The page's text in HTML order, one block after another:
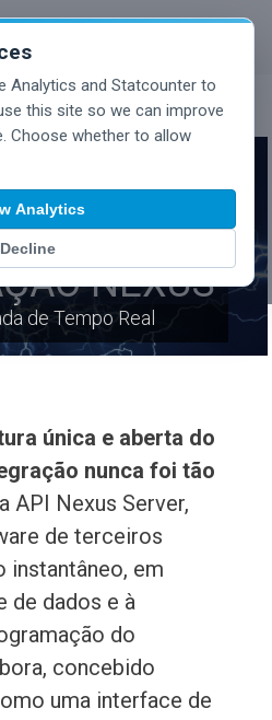
Analytics and Statcounter to
this site so we can improve
Choose whether to allow
Analytics
Decline
NEXUS
de Tempo Real
única e aberta do
nunca foi tão
API Nexus Server,
de terceiros
instantâneo, em
de dados e à
do
concebido
uma interface de